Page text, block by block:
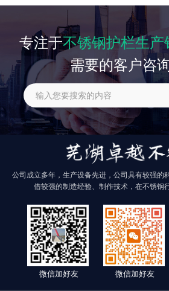
专注于不锈钢护栏生产
需要的客户咨
公司成立多年，生产设备先进，公司具有较强的
借较强的制造经验、制作技术，在不锈钢
微信加好友 微信加好友